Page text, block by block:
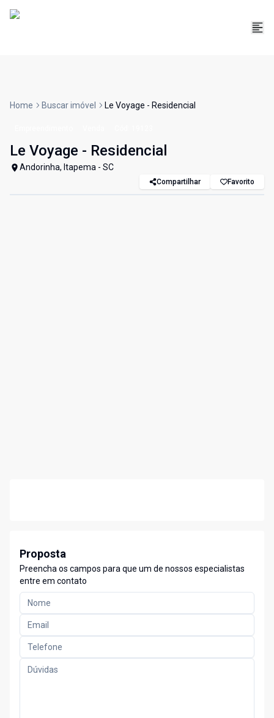
Home Buscar imóvel Le Voyage - Residencial
Le Voyage - Residencial
Andorinha, Itapema - SC
Compartilhar Favorito
Proposta
Preencha os campos para que um de nossos especialistas
entre em contato